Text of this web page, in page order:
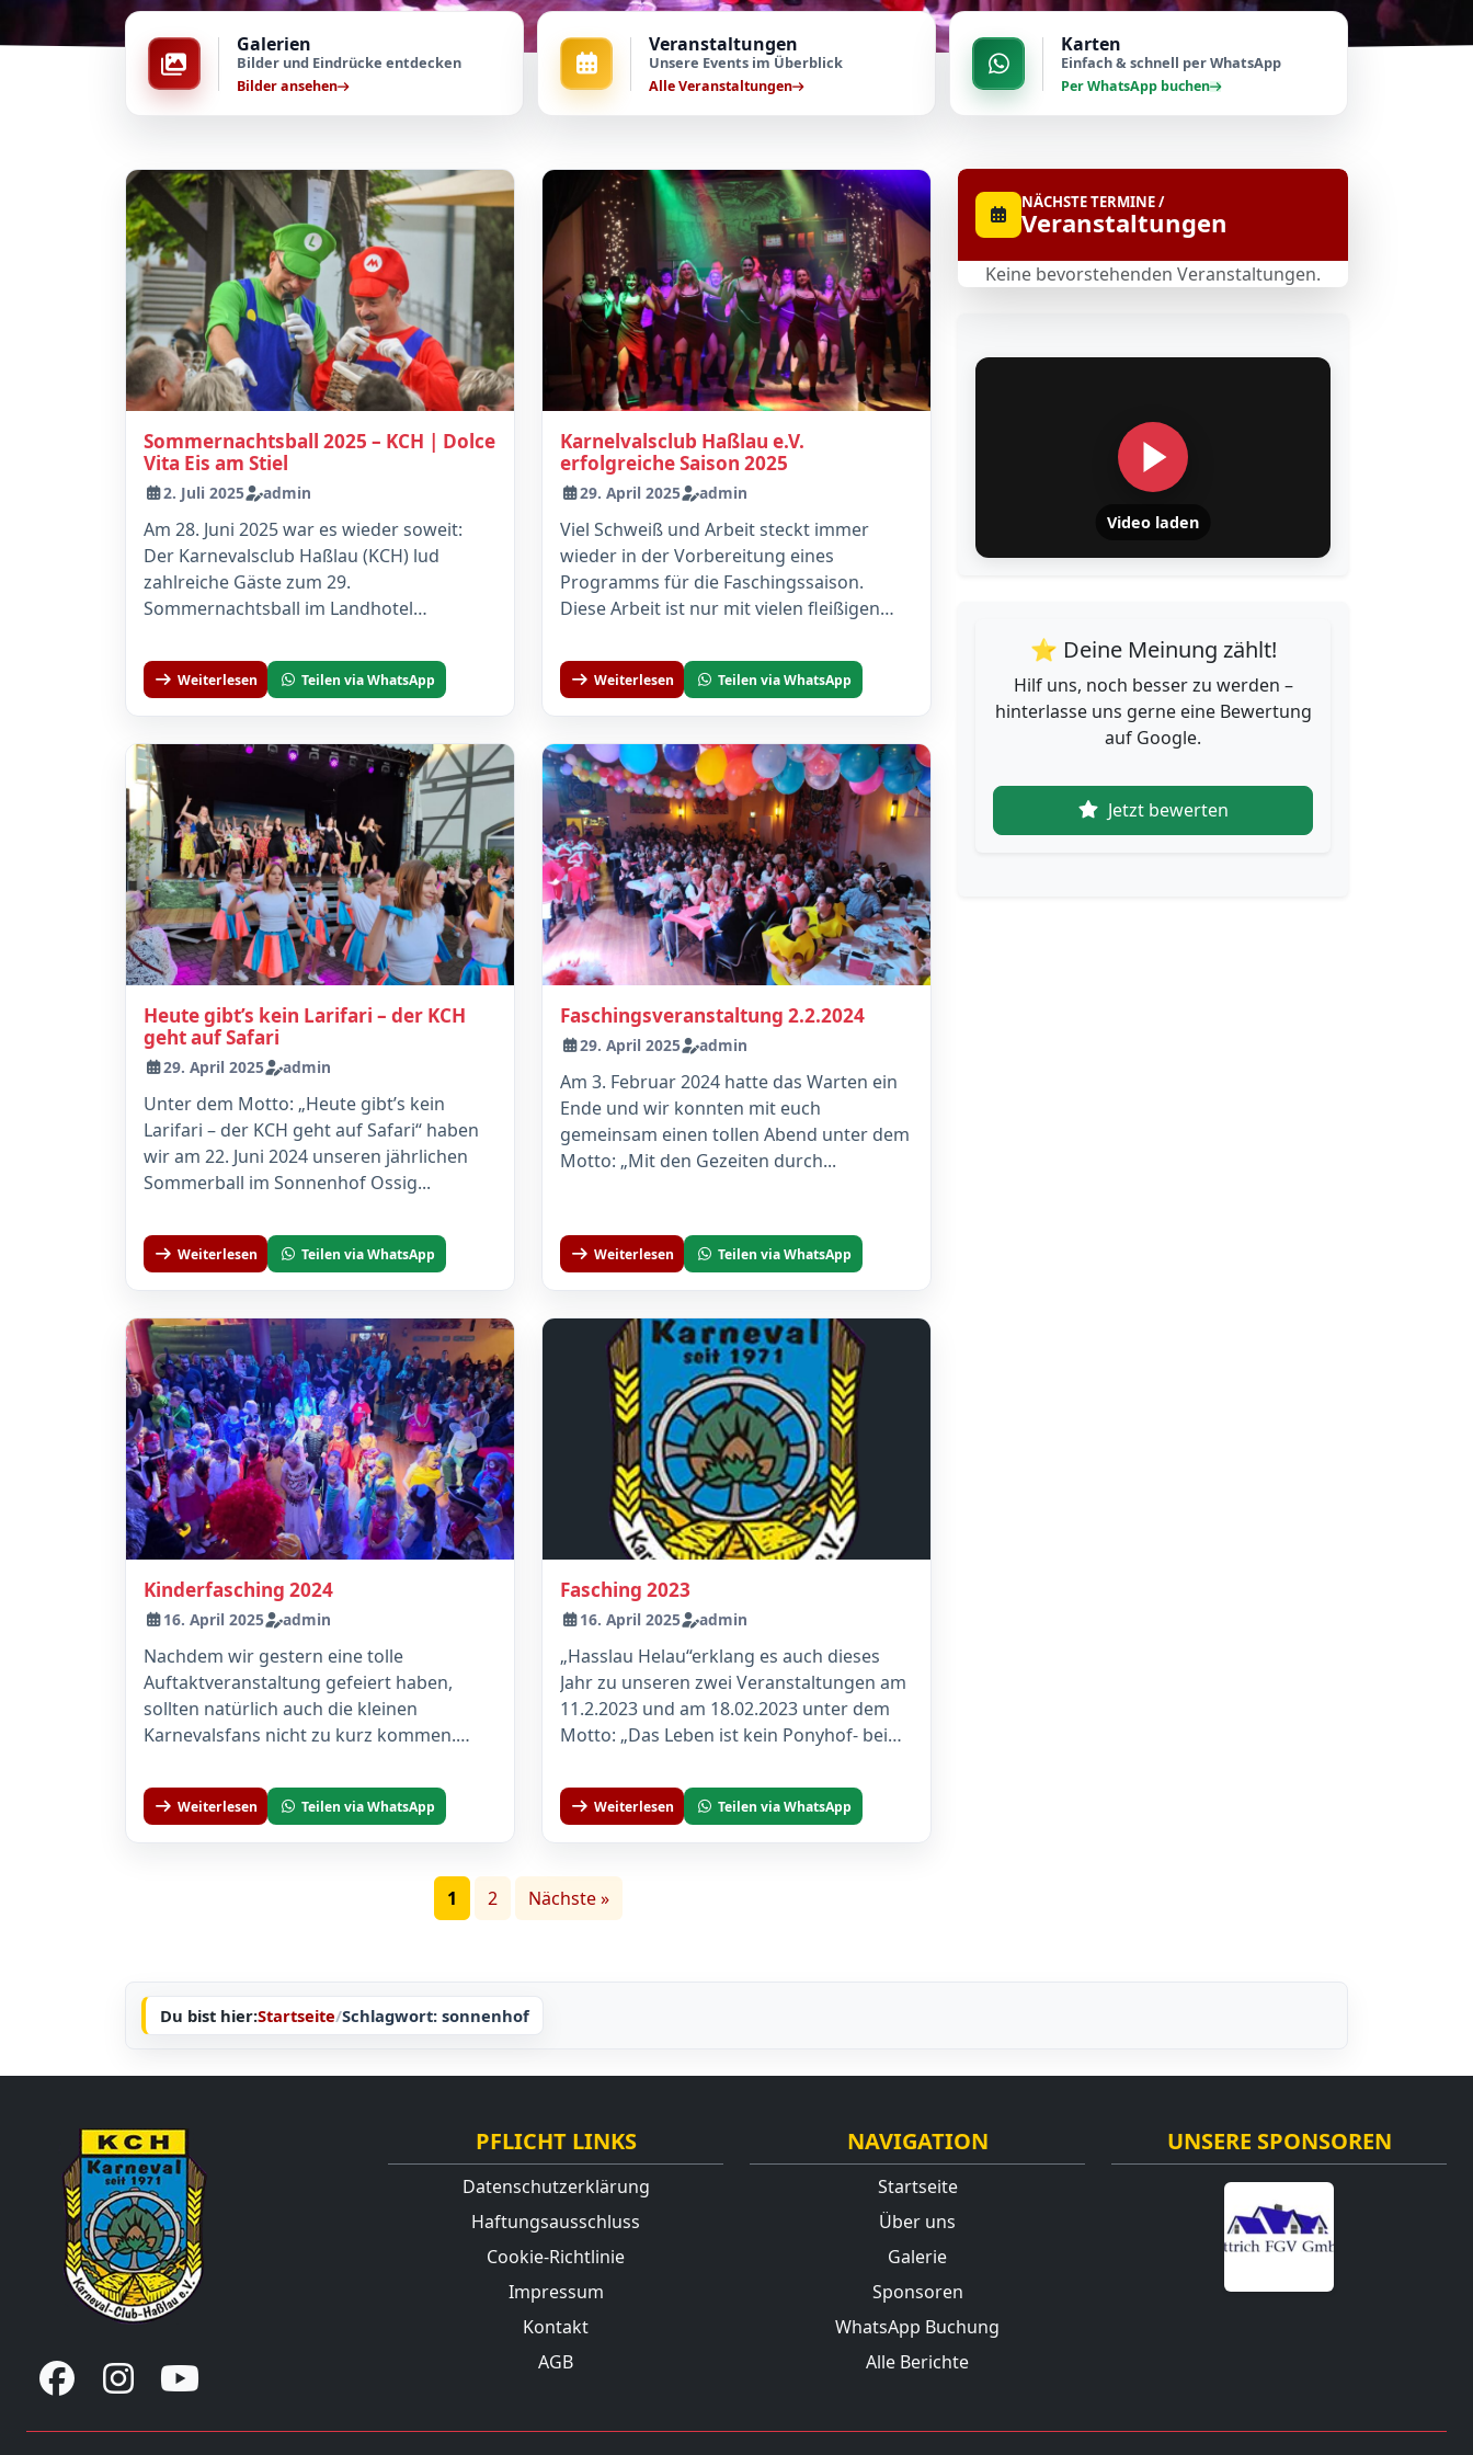
Galerien
Bilder und Eindrücke entdecken
Bilder ansehen
Veranstaltungen
Unsere Events im Überblick
Alle Veranstaltungen
Karten
Einfach & schnell per WhatsApp
Per WhatsApp buchen
Sommernachtsball 2025 – KCH | Dolce
Vita Eis am Stiel
2. Juli 2025 admin
Am 28. Juni 2025 war es wieder soweit:
Der Karnevalsclub Haßlau (KCH) lud
zahlreiche Gäste zum 29.
Sommernachtsball im Landhotel
Weiterlesen Teilen via WhatsApp
Karnelvalsclub Haßlau e.V.
erfolgreiche Saison 2025
29. April 2025 admin
Viel Schweiß und Arbeit steckt immer
wieder in der Vorbereitung eines
Programms für die Faschingssaison.
Diese Arbeit ist nur mit vielen fleißigen
Weiterlesen Teilen via WhatsApp
Heute gibt’s kein Larifari – der KCH
geht auf Safari
29. April 2025 admin
Unter dem Motto: „Heute gibt’s kein
Larifari – der KCH geht auf Safari“ haben
wir am 22. Juni 2024 unseren jährlichen
Sommerball im Sonnenhof Ossig...
Weiterlesen Teilen via WhatsApp
Faschingsveranstaltung 2.2.2024
29. April 2025 admin
Am 3. Februar 2024 hatte das Warten ein
Ende und wir konnten mit euch
gemeinsam einen tollen Abend unter dem
Motto: „Mit den Gezeiten durch...
Weiterlesen Teilen via WhatsApp
Kinderfasching 2024
16. April 2025 admin
Nachdem wir gestern eine tolle
Auftaktveranstaltung gefeiert haben,
sollten natürlich auch die kleinen
Karnevalsfans nicht zu kurz kommen.
Weiterlesen Teilen via WhatsApp
Fasching 2023
16. April 2025 admin
„Hasslau Helau“erklang es auch dieses
Jahr zu unseren zwei Veranstaltungen am
11.2.2023 und am 18.02.2023 unter dem
Motto: „Das Leben ist kein Ponyhof- beim
Weiterlesen Teilen via WhatsApp
Seitennummerierung
Beiträge
1 2 Nächste »
NÄCHSTE TERMINE /
Veranstaltungen
Keine bevorstehenden Veranstaltungen.
Video laden
⭐ Deine Meinung zählt!
Hilf uns, noch besser zu werden –
hinterlasse uns gerne eine Bewertung
auf Google.
Jetzt bewerten
Du bist hier:Startseite/Schlagwort: sonnenhof
PFLICHT LINKS
Datenschutzerklärung
Haftungsausschluss
Cookie-Richtlinie
Impressum
Kontakt
AGB
NAVIGATION
Startseite
Über uns
Galerie
Sponsoren
WhatsApp Buchung
Alle Berichte
UNSERE SPONSOREN